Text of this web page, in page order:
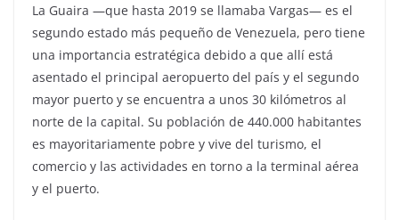
La Guaira —que hasta 2019 se llamaba Vargas— es el
segundo estado más pequeño de Venezuela, pero tiene
una importancia estratégica debido a que allí está
asentado el principal aeropuerto del país y el segundo
mayor puerto y se encuentra a unos 30 kilómetros al
norte de la capital. Su población de 440.000 habitantes
es mayoritariamente pobre y vive del turismo, el
comercio y las actividades en torno a la terminal aérea
y el puerto.